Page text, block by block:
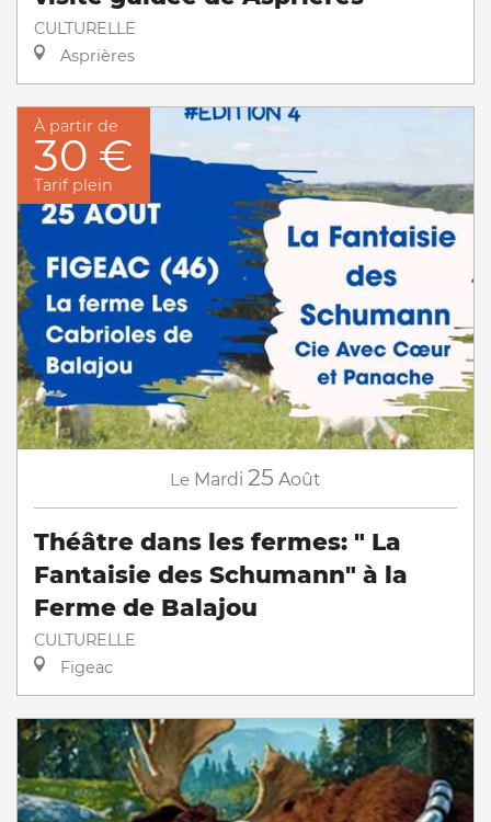
CULTURELLE
Asprières
À partir de
30 €
Tarif plein
Le Mardi 25 Août
Théâtre dans les fermes: " La
Fantaisie des Schumann" à la
Ferme de Balajou
CULTURELLE
Figeac